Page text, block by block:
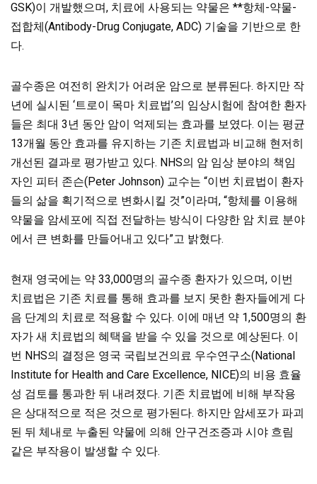
GSK)이 개발했으며, 치료에 사용되는 약물은 **항체-약물-
접합체(Antibody-Drug Conjugate, ADC) 기술을 기반으로 한
다.
골수종은 여전히 완치가 어려운 암으로 분류된다. 하지만 작
년에 실시된 ‘트로이 목마 치료법’의 임상시험에 참여한 환자
들은 최대 3년 동안 암이 억제되는 효과를 보였다. 이는 평균
13개월 동안 효과를 유지하는 기존 치료법과 비교해 현저히
개선된 결과로 평가받고 있다. NHS의 암 임상 분야의 책임
자인 피터 존슨(Peter Johnson) 교수는 “이번 치료법이 환자
들의 삶을 획기적으로 변화시킬 것”이라며, “항체를 이용해
약물을 암세포에 직접 전달하는 방식이 다양한 암 치료 분야
에서 큰 변화를 만들어내고 있다”고 밝혔다.
현재 영국에는 약 33,000명의 골수종 환자가 있으며, 이번
치료법은 기존 치료를 통해 효과를 보지 못한 환자들에게 다
음 단계의 치료로 적용할 수 있다. 이에 매년 약 1,500명의 환
자가 새 치료법의 혜택을 받을 수 있을 것으로 예상된다. 이
번 NHS의 결정은 영국 국립보건의료 우수연구소(National
Institute for Health and Care Excellence, NICE)의 비용 효율
성 검토를 통과한 뒤 내려졌다. 기존 치료법에 비해 부작용
은 상대적으로 적은 것으로 평가된다. 하지만 암세포가 파괴
된 뒤 체내로 누출된 약물에 의해 안구건조증과 시야 흐림
같은 부작용이 발생할 수 있다.